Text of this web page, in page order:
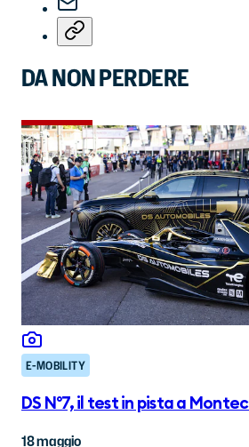
DA NON PERDERE
E-MOBILITY
DS N°7, il test in pista a
18 maggio